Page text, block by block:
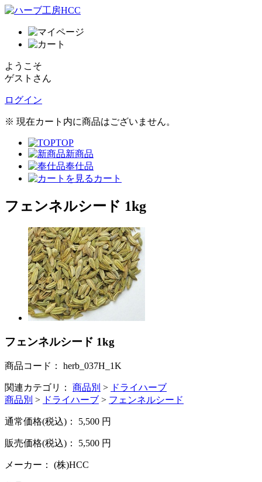
ようこそ
ゲストさん
ログイン
※ 現在カート内に商品はございません。
TOP
新商品
奉仕品
カート
フェンネルシード 1kg
フェンネルシード 1kg
商品コード： herb_037H_1K
関連カテゴリ： 商品別 > ドライハーブ
商品別 > ドライハーブ > フェンネルシード
通常価格(税込)： 5,500 円
販売価格(税込)： 5,500 円
メーカー： (株)HCC